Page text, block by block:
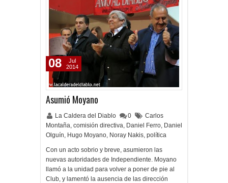
Asumió Moyano
La Caldera del Diablo 0
Carlos
Montaña, comisión directiva, Daniel Ferro, Daniel
Olguín, Hugo Moyano, Noray Nakis, política
Con un acto sobrio y breve, asumieron las
nuevas autoridades de Independiente. Moyano
llamó a la unidad para volver a poner de pie al
Club, y lamentó la ausencia de las dirección
08
Jul
2014